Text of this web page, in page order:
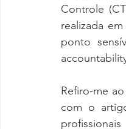
Controle
realizada
ponto
Refiro-me
com o